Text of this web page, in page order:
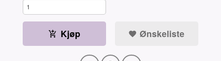
Kjøp Ønskeliste